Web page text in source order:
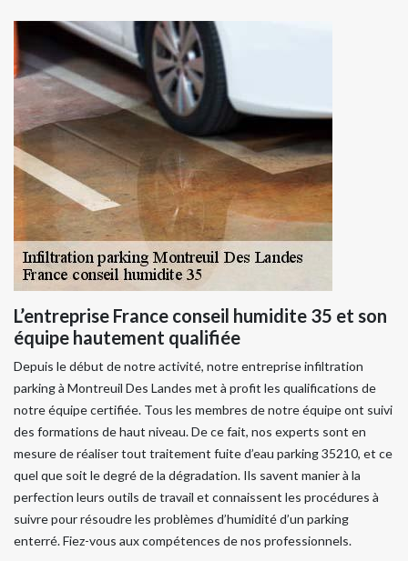
L’entreprise France conseil humidite 35 et son
équipe hautement qualifiée
Depuis le début de notre activité, notre entreprise infiltration
parking à Montreuil Des Landes met à profit les qualifications de
notre équipe certifiée. Tous les membres de notre équipe ont suivi
des formations de haut niveau. De ce fait, nos experts sont en
mesure de réaliser tout traitement fuite d’eau parking 35210, et ce
quel que soit le degré de la dégradation. Ils savent manier à la
perfection leurs outils de travail et connaissent les procédures à
suivre pour résoudre les problèmes d’humidité d’un parking
enterré. Fiez-vous aux compétences de nos professionnels.